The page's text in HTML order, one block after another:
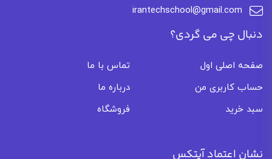
irantechschool@gmail.com
دنبال چی می گردی؟
صفحه اصلی اول
تماس با ما
حساب کاربری من
درباره ما
سبد خرید
فروشگاه
نشان اعتماد آیتکس